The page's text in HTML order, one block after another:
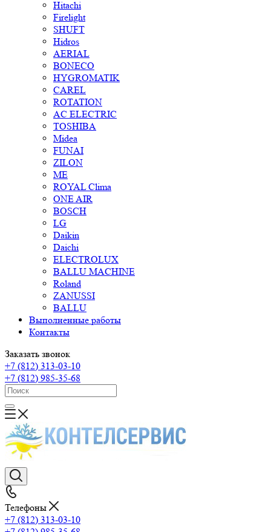
Hitachi
Firelight
SHUFT
Hidros
AERIAL
BONECO
HYGROMATIK
CAREL
ROTATION
AC ELECTRIC
TOSHIBA
Midea
FUNAI
ZILON
ME
ROYAL Clima
ONE AIR
BOSCH
LG
Daikin
Daichi
ELECTROLUX
BALLU MACHINE
Roland
ZANUSSI
BALLU
Выполненные работы
Контакты
Заказать звонок
+7 (812) 313-03-10
+7 (812) 985-35-68
Телефоны
+7 (812) 313-03-10